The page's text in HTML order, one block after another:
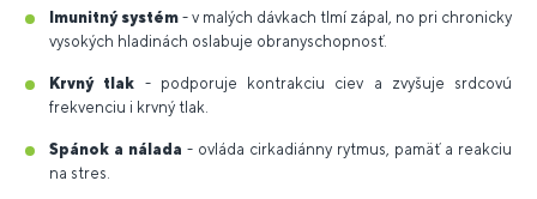
Imunitný systém - v malých dávkach tlmí zápal, no pri chronicky
vysokých hladinách oslabuje obranyschopnosť.
Krvný tlak - podporuje kontrakciu ciev a zvyšuje srdcovú
frekvenciu i krvný tlak.
Spánok a nálada - ovláda cirkadiánny rytmus, pamäť a reakciu
na stres.